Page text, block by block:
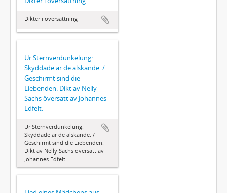
Dikter i översättning
Ur Sternverdunkelung:
Skyddade är de älskande. /
Geschirmt sind die
Liebenden. Dikt av Nelly
Sachs översatt av Johannes
Edfelt.
Ur Sternverdunkelung:
Skyddade är de älskande. /
Geschirmt sind die Liebenden.
Dikt av Nelly Sachs översatt av
Johannes Edfelt.